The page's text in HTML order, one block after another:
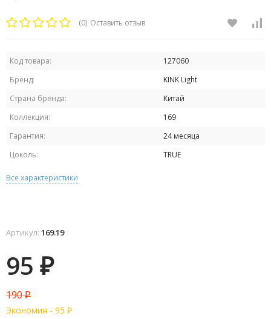
(0) Оставить отзыв
Код товара:
127060
Бренд:
KINK Light
Страна бренда:
Китай
Коллекция:
169
Гарантия:
24 месяца
Цоколь:
TRUE
Все характеристики
Артикул: 169.19
95 ₽
190₽
Экономия - 95 ₽